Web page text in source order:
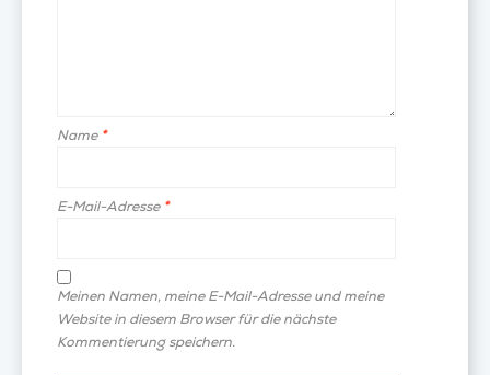
Name *
E-Mail-Adresse *
Meinen Namen, meine E-Mail-Adresse und meine
Website in diesem Browser für die nächste
Kommentierung speichern.